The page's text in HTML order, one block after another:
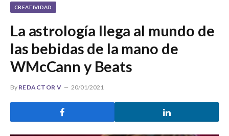
CREATIVIDAD
La astrología llega al mundo de
las bebidas de la mano de
WMcCann y Beats
By REDACTOR V 20/01/2021